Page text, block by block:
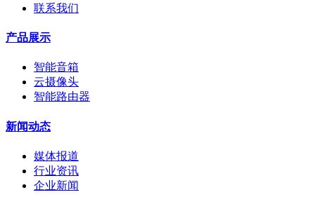
联系我们
产品展示
智能音箱
云摄像头
智能路由器
新闻动态
媒体报道
行业资讯
企业新闻